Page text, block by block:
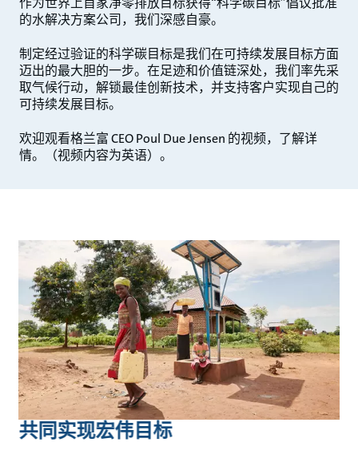
的水解决方案公司，我们深感自豪。
制定经过验证的科学碳目标是我们在可持续发展目标方面
迈出的最大胆的一步。在足迹和价值链深处，我们率先采
取气候行动，解锁最佳创新技术，并支持客户实现自己的
可持续发展目标。
欢迎观看格兰富 CEO Poul Due Jensen 的视频，了解详
情。（视频内容为英语）。
共同实现宏伟目标